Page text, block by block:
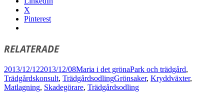
X
Pinterest
RELATERADE
Postat
2013/12/122013/12/08Författare
Maria i det grönaKategorier
Park och trädgård,
Trädgårdskonsult, TrädgårdsodlingTaggar
Grönsaker, Kryddväxter,
Matlagning, Skadegörare, Trädgårdsodling